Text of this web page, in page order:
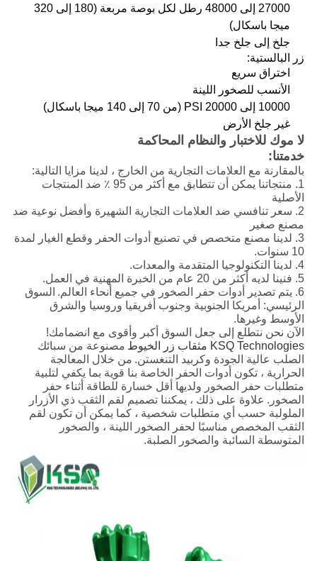
27000 إلى 48000 رطل لكل بوصة مربعة (180 إلى 320
ميجا باسكال)
جلخ إلى جلخ جدا
زر البالستية:
اختراق سريع
الأنسب للصخور اللينة
10000 إلى 20000 PSI (من 70 إلى 140 ميجا باسكال)
غير جلخ الأرض
لا موك للاختبار والنظام المحاكمة
خدمتنا:
بالمقارنة مع العلامات التجارية من الخارج ، لدينا مزايا التالية:
1. منتجاتنا يمكن أن تتطابق مع أكثر من 95 ٪ ضد المنتجات
الأصلية
2. سعر تنافسي ضد العلامات التجارية الشهيرة وأفضل نوعية ضد
مصنع صغير
3. لدينا مصنع متخصص في تصنيع أدوات الحفر وقطع الغيار لمدة
10 سنوات.
4. لدينا التكنولوجيا المتقدمة والمعدات.
5. فنينا لديه أكثر من 20 عام من الخبرة المهنية في العمل.
6. يتم تصدير أدوات حفر الصخور في جميع أنحاء العالم.
السوق
الرئيسي: أمريكا الجنوبية وجنوب أفريقيا وروسيا والشرق
الأوسط وغيرها.
الآن نحن نتطلع إلى جعل السوق أكبر وأقوى مع انضمامك!
KSQ Technologies مثقاب زر الخيوط
مصنوعة من سبائك
الصلب عالية الجودة وكربيد التنغستن. من خلال المعالجة
الحرارية ، تكون أدوات الحفر الخاصة بنا قوية بما يكفي لتلبية
متطلبات حفر الصخور ولديها أقل خسارة للطاقة أثناء حفر
الصخور. علاوة على ذلك ، يمكننا تصميم لقم الثقب ذي الأزرار
الملولبة حسب أي متطلبات شخصية ، كما يمكن أن تكون لقم
الثقب المخصص مناسبًا لحفر الصخور اللينة ، والصخور
المتوسطة السائبة والصخور الصلبة.